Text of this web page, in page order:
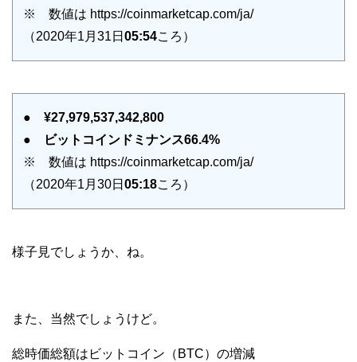
※ 数値は https://coinmarketcap.com/ja/
（2020年1月31日 05:54ころ）
● ¥27,979,537,342,800
●
ビットコインドミナンス66.4%
※ 数値は https://coinmarketcap.com/ja/
（2020年1月30日 05:18ころ）
様子見でしょうか、ね。
また、当然でしょうけど。
総時価総額はビットコイン（BTC）の増減